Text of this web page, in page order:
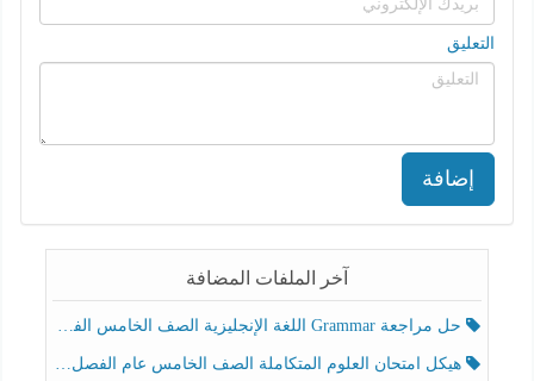
التعليق
إضافة
آخر الملفات المضافة
حل مراجعة Grammar اللغة الإنجليزية الصف الخامس الفصل الثالث
هيكل امتحان العلوم المتكاملة الصف الخامس عام الفصل الدراسي الثالث 2025-2026